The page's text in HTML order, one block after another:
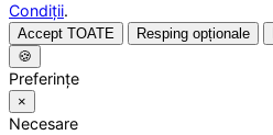
Condiții.
Accept TOATE Resping opționale
🍪
Preferințe
×
Necesare